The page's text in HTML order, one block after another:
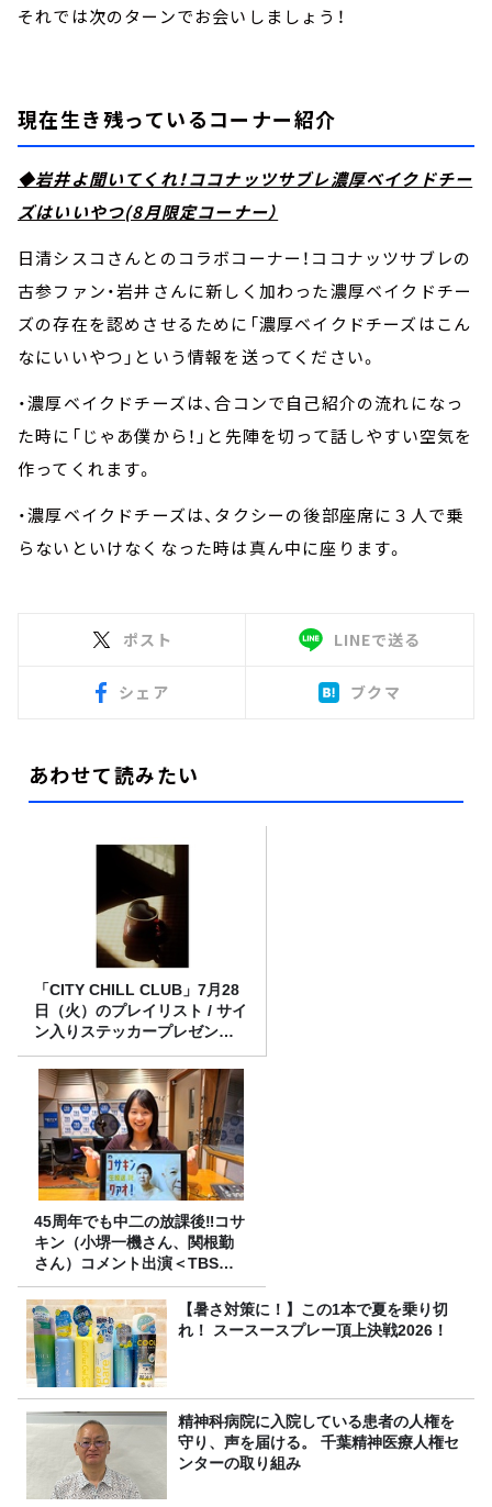
それでは次のターンでお会いしましょう！
現在生き残っているコーナー紹介
◆岩井よ聞いてくれ！ココナッツサブレ濃厚ベイクドチー
ズはいいやつ(8月限定コーナー）
日清シスコさんとのコラボコーナー！ココナッツサブレの
古参ファン・岩井さんに新しく加わった濃厚ベイクドチー
ズの存在を認めさせるために「濃厚ベイクドチーズはこん
なにいいやつ」という情報を送ってください。
・濃厚ベイクドチーズは、合コンで自己紹介の流れになっ
た時に「じゃあ僕から！」と先陣を切って話しやすい空気を
作ってくれます。
・濃厚ベイクドチーズは、タクシーの後部座席に３人で乗
らないといけなくなった時は真ん中に座ります。
ポスト LINEで送る
シェア ブクマ
あわせて読みたい
「CITY CHILL CLUB」7月28
日（火）のプレイリスト / サイ
ン入りステッカープレゼント
有り
45周年でも中二の放課後‼コサ
キン（小堺一機さん、関根勤
さん）コメント出演＜TBSラ
ジオ番組審議会からのご報告
＞
【暑さ対策に！】この1本で夏を乗り切
れ！ スースースプレー頂上決戦2026！
精神科病院に入院している患者の人権を
守り、声を届ける。 千葉精神医療人権セ
ンターの取り組み